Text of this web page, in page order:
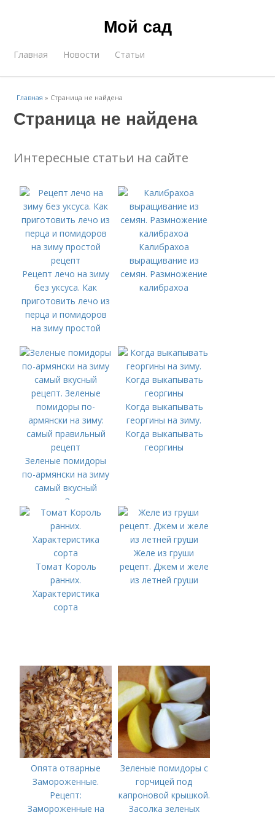
Мой сад
Главная Новости Статьи
Главная » Страница не найдена
Страница не найдена
Интересные статьи на сайте
Рецепт лечо на зиму
без уксуса. Как
приготовить лечо из
перца и помидоров
на зиму простой
Калибрахоа
выращивание из
семян. Размножение
калибрахоа
Зеленые помидоры
по-армянски на зиму
самый вкусный
рецепт. Зеленые
помидоры по-
армянски на зиму:
самый правильный
рецепт
Когда выкапывать
георгины на зиму.
Когда выкапывать
георгины
Томат Король
ранних.
Характеристика
сорта
Желе из груши
рецепт. Джем и желе
из летней груши
Опята отварные
Замороженные.
Рецепт:
Замороженные на
Зеленые помидоры с
горчицей под
капроновой крышкой.
Засолка зеленых